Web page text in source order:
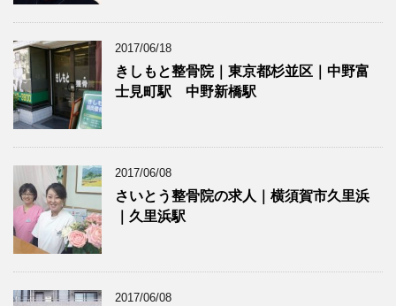
2017/06/18
きしもと整骨院｜東京都杉並区｜中野富
士見町駅 中野新橋駅
2017/06/08
さいとう整骨院の求人｜横須賀市久里浜
｜久里浜駅
2017/06/08